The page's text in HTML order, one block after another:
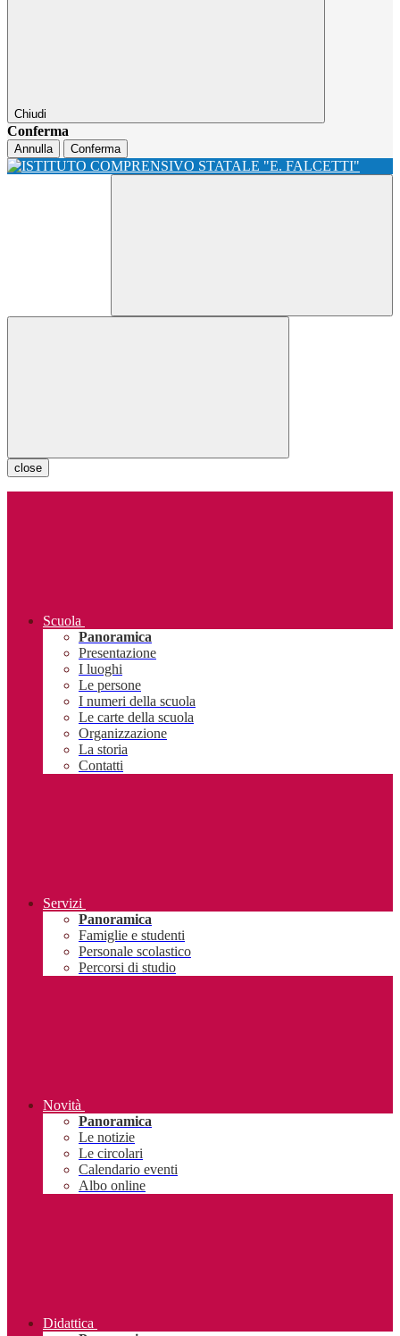
Chiudi
Conferma
Annulla Conferma
close
Scuola
Panoramica
Presentazione
I luoghi
Le persone
I numeri della scuola
Le carte della scuola
Organizzazione
La storia
Contatti
Servizi
Panoramica
Famiglie e studenti
Personale scolastico
Percorsi di studio
Novità
Panoramica
Le notizie
Le circolari
Calendario eventi
Albo online
Didattica